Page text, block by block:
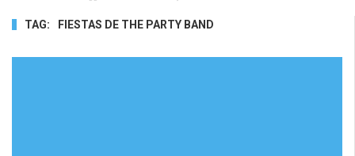
TAG: FIESTAS DE THE PARTY BAND